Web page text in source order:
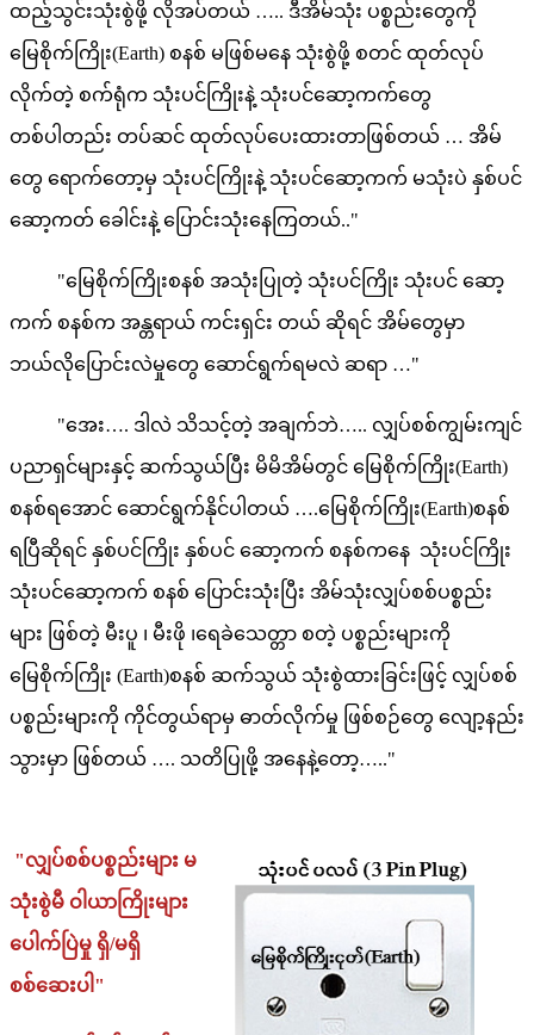
ထည့်သွင်းသုံးစွဲဖို့ လိုအပ်တယ် ….. ဒီအိမ်သုံး ပစ္စည်းတွေကို
မြေစိုက်ကြိုး(Earth) စနစ် မဖြစ်မနေ သုံးစွဲဖို့ စတင် ထုတ်လုပ်
လိုက်တဲ့ စက်ရုံက သုံးပင်ကြိုးနဲ့ သုံးပင်ဆော့ကက်တွေ
တစ်ပါတည်း တပ်ဆင် ထုတ်လုပ်ပေးထားတာဖြစ်တယ် … အိမ်
တွေ ရောက်တော့မှ သုံးပင်ကြိုးနဲ့ သုံးပင်ဆော့ကက် မသုံးပဲ နှစ်ပင်
ဆော့ကတ် ခေါင်းနဲ့ ပြောင်းသုံးနေကြတယ်.."
"မြေစိုက်ကြိုးစနစ် အသုံးပြုတဲ့ သုံးပင်ကြိုး သုံးပင် ဆော့
ကက် စနစ်က အန္တရာယ် ကင်းရှင်း တယ် ဆိုရင် အိမ်တွေမှာ
ဘယ်လိုပြောင်းလဲမှုတွေ ဆောင်ရွက်ရမလဲ ဆရာ …"
"အေး…. ဒါလဲ သိသင့်တဲ့ အချက်ဘဲ….. လျှပ်စစ်ကျွမ်းကျင်
ပညာရှင်များနှင့် ဆက်သွယ်ပြီး မိမိအိမ်တွင် မြေစိုက်ကြိုး(Earth)
စနစ်ရအောင် ဆောင်ရွက်နိုင်ပါတယ် ….မြေစိုက်ကြိုး(Earth)စနစ်
ရပြီဆိုရင် နှစ်ပင်ကြိုး နှစ်ပင် ဆော့ကက် စနစ်ကနေ သုံးပင်ကြိုး
သုံးပင်ဆော့ကက် စနစ် ပြောင်းသုံးပြီး အိမ်သုံးလျှပ်စစ်ပစ္စည်း
များ ဖြစ်တဲ့ မီးပူ ၊ မီးဖို ၊ရေခဲသေတ္တာ စတဲ့ ပစ္စည်းများကို
မြေစိုက်ကြိုး (Earth)စနစ် ဆက်သွယ် သုံးစွဲထားခြင်းဖြင့် လျှပ်စစ်
ပစ္စည်းများကို ကိုင်တွယ်ရာမှ ဓာတ်လိုက်မှု ဖြစ်စဉ်တွေ လျော့နည်း
သွားမှာ ဖြစ်တယ် …. သတိပြုဖို့ အနေနဲ့တော့….."
"လျှပ်စစ်ပစ္စည်းများ မ
သုံးစွဲမီ ဝါယာကြိုးများ
ပေါက်ပြဲမှု ရှိ/မရှိ
စစ်ဆေးပါ"